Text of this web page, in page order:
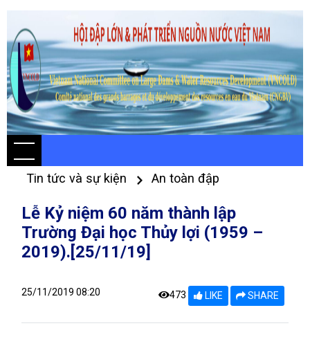
Tin tức và sự kiện An toàn đập
Lễ Kỷ niệm 60 năm thành lập
Trường Đại học Thủy lợi (1959 –
2019).[25/11/19]
25/11/2019 08:20 473 LIKE SHARE